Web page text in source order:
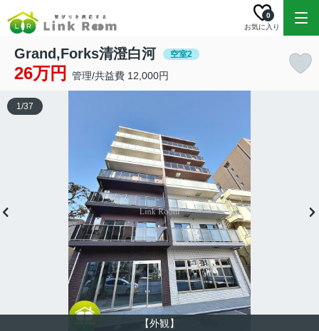
お気に入り
0
Grand,Forks清澄白河 空室2
26万円 管理/共益費 12,000円
【外観】
1/37